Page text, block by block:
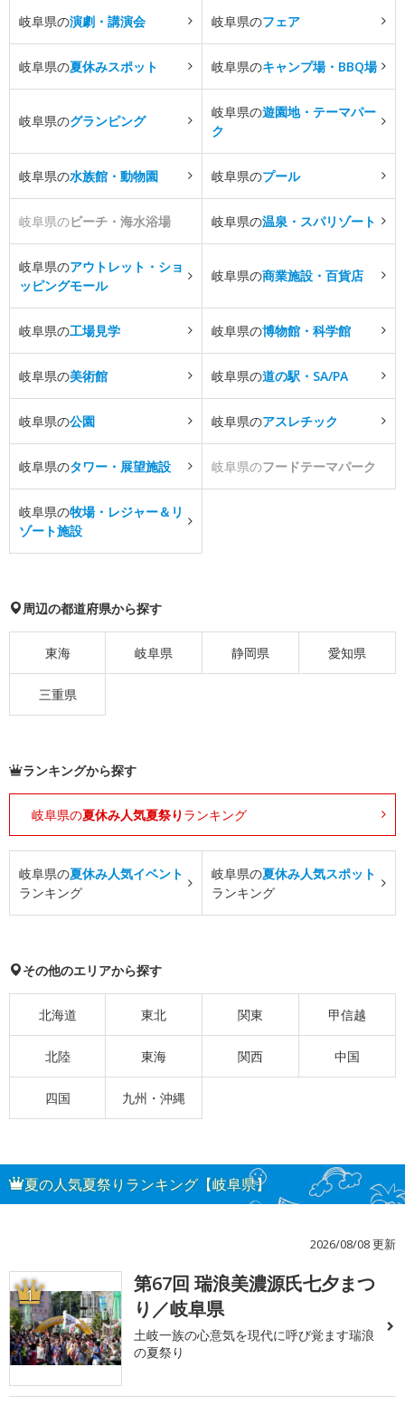
岐阜県の演劇・講演会 岐阜県のフェア
岐阜県の夏休みスポット 岐阜県のキャンプ場・BBQ場
岐阜県のグランピング
岐阜県の遊園地・テーマパー
ク
岐阜県の水族館・動物園 岐阜県のプール
岐阜県のビーチ・海水浴場 岐阜県の温泉・スパリゾート
岐阜県のアウトレット・ショ
ッピングモール
岐阜県の商業施設・百貨店
岐阜県の工場見学 岐阜県の博物館・科学館
岐阜県の美術館 岐阜県の道の駅・SA/PA
岐阜県の公園 岐阜県のアスレチック
岐阜県のタワー・展望施設 岐阜県のフードテーマパーク
岐阜県の牧場・レジャー＆リ
ゾート施設
周辺の都道府県から探す
東海 岐阜県 静岡県 愛知県
三重県
ランキングから探す
岐阜県の夏休み人気夏祭り ランキング
岐阜県の夏休み人気イベント
ランキング
岐阜県の夏休み人気スポット
ランキング
その他のエリアから探す
北海道 東北 関東 甲信越
北陸 東海 関西 中国
四国 九州・沖縄
夏の人気夏祭りランキング【岐阜県】
2026/08/08 更新
1
第67回 瑞浪美濃源氏七夕まつ
り／岐阜県
土岐一族の心意気を現代に呼び覚ます瑞浪
の夏祭り